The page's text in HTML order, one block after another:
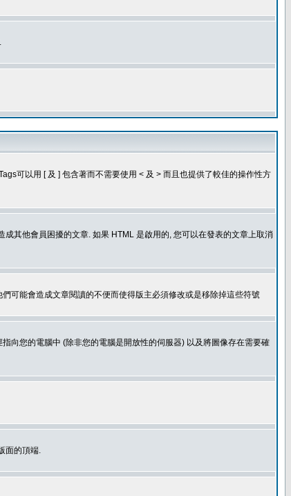
可以用 [ 及 ] 包含著而不需要使用 < 及 > 而且也提供了較佳的操作性方
其他會員困擾的文章. 如果 HTML 是啟用的, 您可以在發表的文章上取消
可能會造成文章閱讀的不便而使得版主必須修改或是移除掉這些符號
向您的電腦中 (除非您的電腦是開放性的伺服器) 以及將圖像存在需要確
面的頂端.